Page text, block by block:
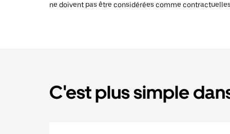
ne doivent pas être considérées comme
C'est plus simple